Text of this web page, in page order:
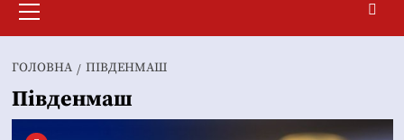
меню
ГОЛОВНА ПІВДЕНМАШ
Південмаш